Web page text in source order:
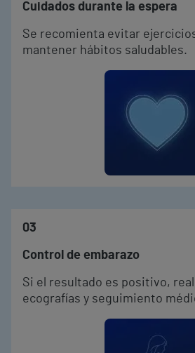
Cuidados durante la espera
Se recomienta evitar
mantener hábitos saludables.
03
Control de embarazo
Si el resultado es positivo,
ecografías y seguimiento